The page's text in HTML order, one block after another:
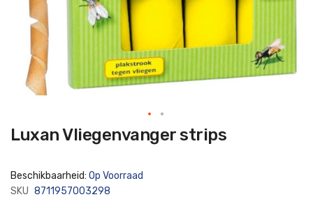
Ga
naar
de
afbeeldingen-
gallerij
Luxan Vliegenvanger strips
Beschikbaarheid: Op Voorraad
SKU 8711957003298